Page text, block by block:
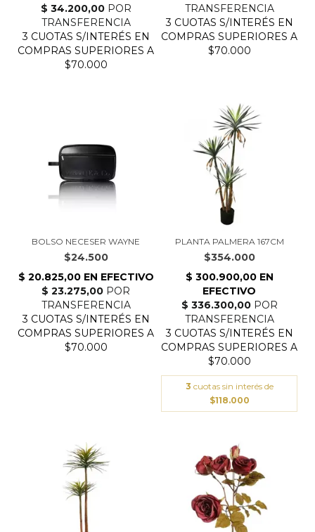
BOLSO NECESER WAYNE
$24.500
PLANTA PALMERA 167CM
$354.000
3 cuotas sin interés de
$118.000